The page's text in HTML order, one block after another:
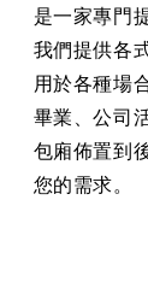
是一家專門
我們提供各
用於各種場
畢業、公司
包廂佈置到
您的需求。